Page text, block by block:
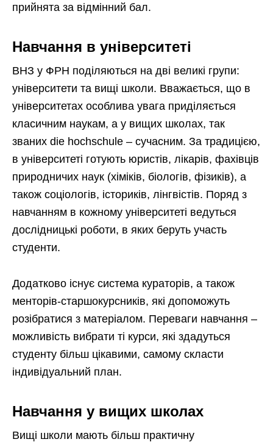
прийнята за відмінний бал.
Навчання в університеті
ВНЗ у ФРН поділяються на дві великі групи:
університети та вищі школи. Вважається, що в
університетах особлива увага приділяється
класичним наукам, а у вищих школах, так
званих die hochschule – сучасним. За традицією,
в університеті готують юристів, лікарів, фахівців
природничих наук (хіміків, біологів, фізиків), а
також соціологів, істориків, лінгвістів. Поряд з
навчанням в кожному університеті ведуться
дослідницькі роботи, в яких беруть участь
студенти.
Додатково існує система кураторів, а також
менторів-старшокурсників, які допоможуть
розібратися з матеріалом. Переваги навчання –
можливість вибрати ті курси, які здадуться
студенту більш цікавими, самому скласти
індивідуальний план.
Навчання у вищих школах
Вищі школи мають більш практичну